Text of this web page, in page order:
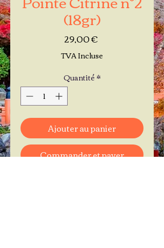
(18gr)
29,00 €Prix
TVA Incluse
Quantité*
Ajouter au panier
Commander et payer